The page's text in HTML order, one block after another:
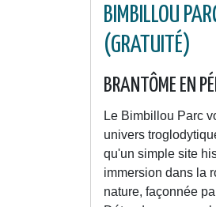
BIMBILLOU
(GRATUITÉ)
BRANTÔME EN
Le Bimbillou Parc
univers
qu'un simple site
immersion dans la
nature, façonnée